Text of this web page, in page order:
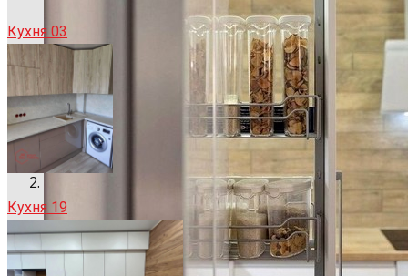
Кухня 03
Кухня 19